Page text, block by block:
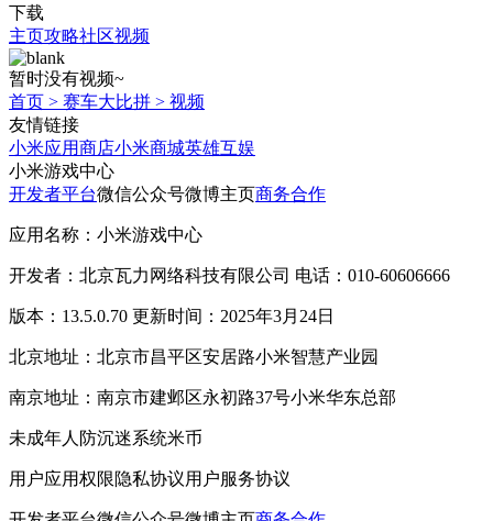
下载
主页攻略社区视频
暂时没有视频~
首页 > 赛车大比拼 > 视频
友情链接
小米应用商店小米商城英雄互娱
小米游戏中心
开发者平台微信公众号微博主页商务合作
应用名称：小米游戏中心
开发者：北京瓦力网络科技有限公司 电话：010-60606666
版本：13.5.0.70 更新时间：2025年3月24日
北京地址：北京市昌平区安居路小米智慧产业园
南京地址：南京市建邺区永初路37号小米华东总部
未成年人防沉迷系统米币
用户应用权限隐私协议用户服务协议